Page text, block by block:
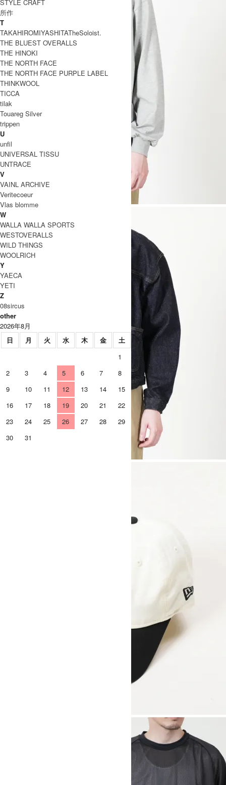
STYLE CRAFT
所作
T
TAKAHIROMIYASHITATheSoloist.
THE BLUEST OVERALLS
THE HINOKI
THE NORTH FACE
THE NORTH FACE PURPLE LABEL
THINKWOOL
TICCA
tilak
Touareg Silver
trippen
U
unfil
UNIVERSAL TISSU
UNTRACE
V
VAINL ARCHIVE
Veritecoeur
Vlas blomme
W
WALLA WALLA SPORTS
WESTOVERALLS
WILD THINGS
WOOLRICH
Y
YAECA
YETI
Z
08sircus
other
2026年8月
日
月 火 水 木 金
土
1
2
3 4 5 6 7
8
9
10 11 12 13 14
15
16
17 18 19 20 21
22
23
24 25 26 27 28
29
30
31